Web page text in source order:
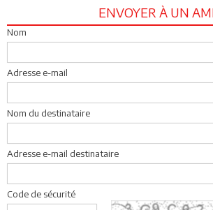
ENVOYER À UN
Nom
Adresse e-mail
Nom du destinataire
Adresse e-mail destinataire
Code de sécurité